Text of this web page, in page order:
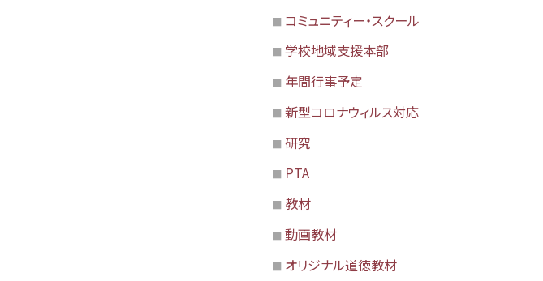
コミュニティー・スクール
学校地域支援本部
年間行事予定
新型コロナウィルス対応
研究
PTA
教材
動画教材
オリジナル道徳教材